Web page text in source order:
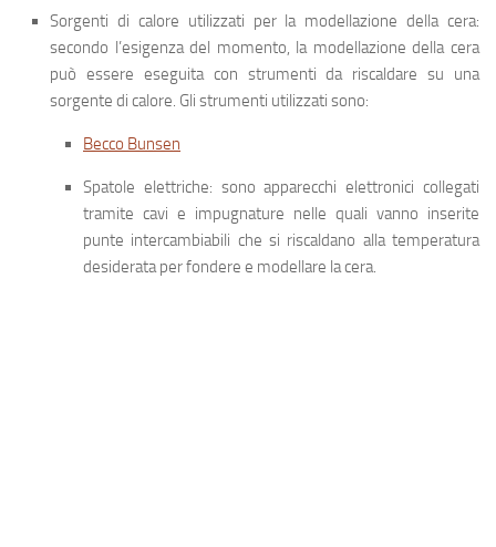
Sorgenti di calore utilizzati per la modellazione della cera:
secondo l’esigenza del momento, la modellazione della cera
può essere eseguita con strumenti da riscaldare su una
sorgente di calore. Gli strumenti utilizzati sono:
Becco Bunsen
Spatole elettriche: sono apparecchi elettronici collegati
tramite cavi e impugnature nelle quali vanno inserite
punte intercambiabili che si riscaldano alla temperatura
desiderata per fondere e modellare la cera.